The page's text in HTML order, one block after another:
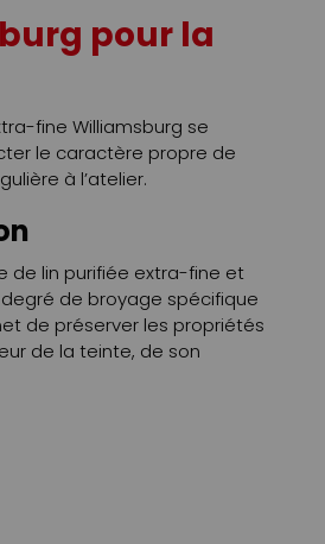
pour la
fine Williamsburg se
le caractère propre de
à l’atelier.
de lin purifiée extra-fine et
de broyage spécifique
de préserver les propriétés
de la teinte, de son
épaisse et onctueuse, ce